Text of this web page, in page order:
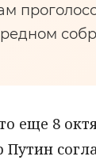
еще 8